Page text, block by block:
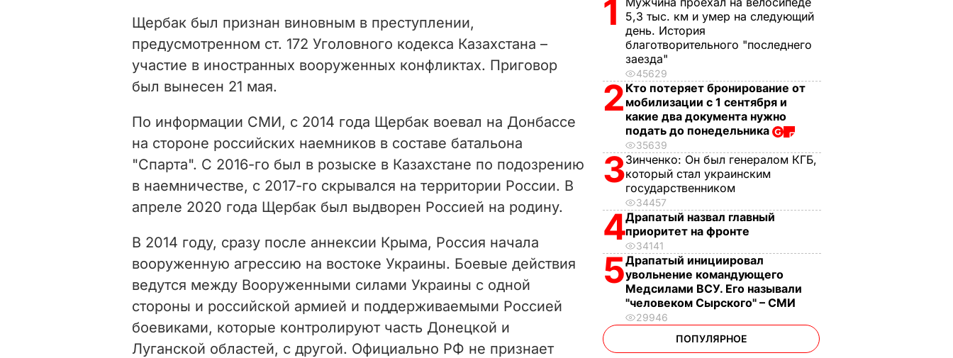
i
d
o
Щербак был признан виновным в преступлении,
предусмотренном ст. 172 Уголовного кодекса Казахстана –
участие в иностранных вооруженных конфликтах. Приговор
был вынесен 21 мая.
По информации СМИ, с 2014 года Щербак воевал на Донбассе
на стороне российских наемников в составе батальона
"Спарта". С 2016-го был в розыске в Казахстане по подозрению
в наемничестве, с 2017-го скрывался на территории России. В
апреле 2020 года Щербак был выдворен Россией на родину.
В 2014 году, сразу после аннексии Крыма, Россия начала
вооруженную агрессию на востоке Украины. Боевые действия
ведутся между Вооруженными силами Украины с одной
стороны и российской армией и поддерживаемыми Россией
боевиками, которые контролируют часть Донецкой и
Луганской областей, с другой. Официально РФ не признает
1
5,3 тыс. км и умер на следующий
день. История
благотворительного "последнего
заезда"
45629
2 Кто потеряет бронирование от
мобилизации с 1 сентября и
какие два документа нужно
подать до понедельника
35639
3Зинченко: Он был генералом КГБ,
который стал украинским
государственником
34457
4Драпатый назвал главный
приоритет на фронте
34141
5Драпатый инициировал
увольнение командующего
Медсилами ВСУ. Его называли
"человеком Сырского" – СМИ
29946
ПОПУЛЯРНОЕ